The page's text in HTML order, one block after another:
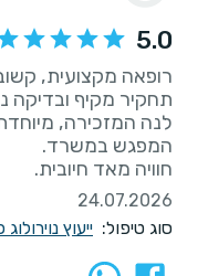
5.0
רופאה מקצועית,
לנה המזכירה,
חוויה מאד חיובית.
24.07.2026
סוג טיפול: ייעוץ